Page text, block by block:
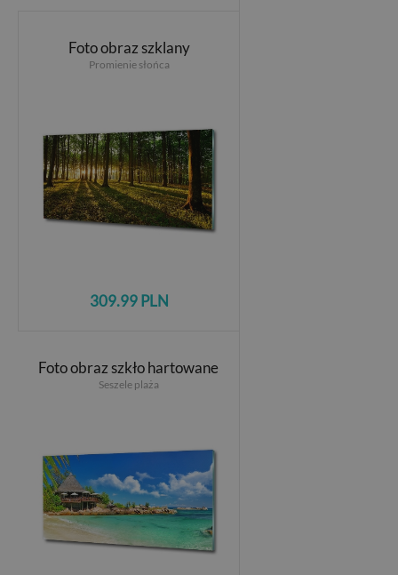
Foto obraz szklany
Promienie słońca
309.99 PLN
Foto obraz szkło hartowane
Seszele plaża